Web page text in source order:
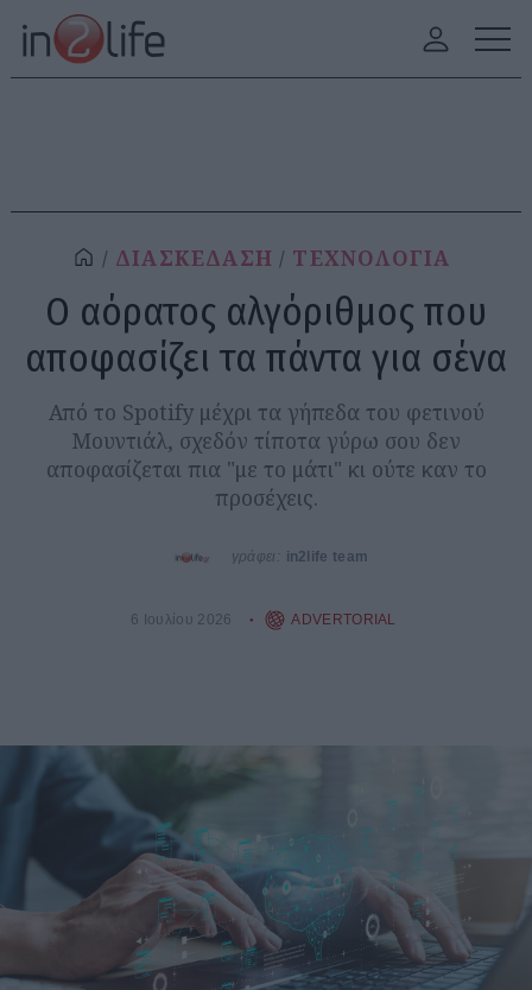
ΔΙΑΣΚΕΔΑΣΗ ΤΕΧΝΟΛΟΓΙΑ
Ο αόρατος αλγόριθμος που
αποφασίζει τα πάντα για σένα
Από το Spotify μέχρι τα γήπεδα του φετινού
Μουντιάλ, σχεδόν τίποτα γύρω σου δεν
αποφασίζεται πια "με το μάτι" κι ούτε καν το
προσέχεις.
γράφει: in2life team
6 Ιουλίου 2026 ADVERTORIAL